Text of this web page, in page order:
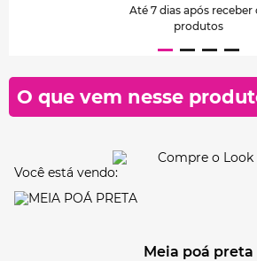
Até 7 dias após receber
produtos
O que vem nesse
Você está vendo:
meia poá preta